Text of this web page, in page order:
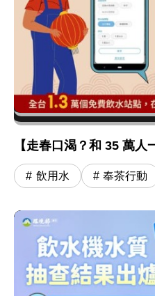
【走春口渴？和 35 萬人
飲用水 奉茶行動